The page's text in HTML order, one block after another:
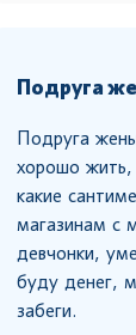
Подруга
Подруга
хорошо жить,
какие
магазинам с
девчонки,
буду денег,
забеги.